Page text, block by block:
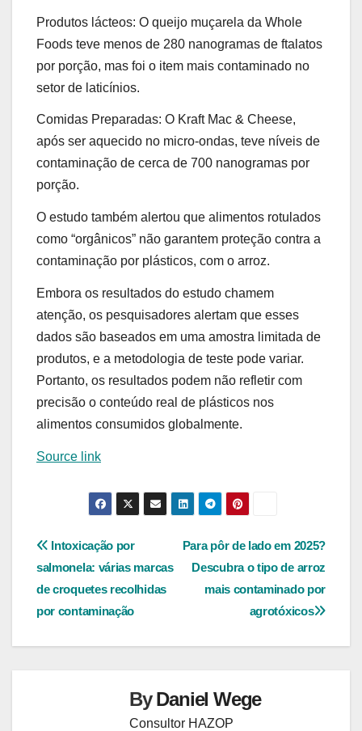
Produtos lácteos: O queijo muçarela da Whole
Foods teve menos de 280 nanogramas de ftalatos
por porção, mas foi o item mais contaminado no
setor de laticínios.
Comidas Preparadas: O Kraft Mac & Cheese,
após ser aquecido no micro-ondas, teve níveis de
contaminação de cerca de 700 nanogramas por
porção.
O estudo também alertou que alimentos rotulados
como “orgânicos” não garantem proteção contra a
contaminação por plásticos, com o arroz.
Embora os resultados do estudo chamem
atenção, os pesquisadores alertam que esses
dados são baseados em uma amostra limitada de
produtos, e a metodologia de teste pode variar.
Portanto, os resultados podem não refletir com
precisão o conteúdo real de plásticos nos
alimentos consumidos globalmente.
Source link
Navegação
de
Post
Para pôr de lado em 2025?
Descubra o tipo de arroz
mais contaminado por
agrotóxicos
Intoxicação por
salmonela: várias marcas
de croquetes recolhidas
por contaminação
ByDaniel Wege
Consultor HAZOP